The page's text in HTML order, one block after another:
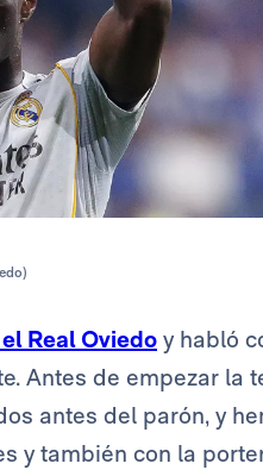
Real Oviedo y habló
Antes de empezar la
antes del parón, y
y también con la